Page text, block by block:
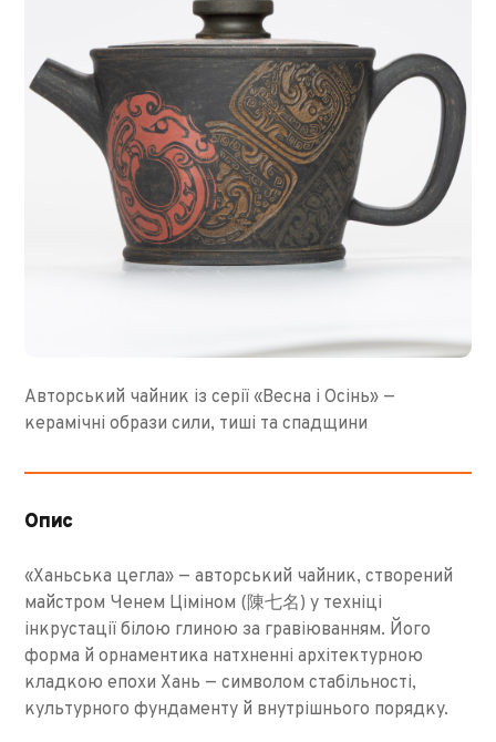
Авторський чайник із серії «Весна і Осінь» —
керамічні образи сили, тиші та спадщини
Опис
«Ханьська цегла» — авторський чайник, створений
майстром Ченем Ціміном (陳七名) у техніці
інкрустації білою глиною за гравіюванням. Його
форма й орнаментика натхненні архітектурною
кладкою епохи Хань — символом стабільності,
культурного фундаменту й внутрішнього порядку.